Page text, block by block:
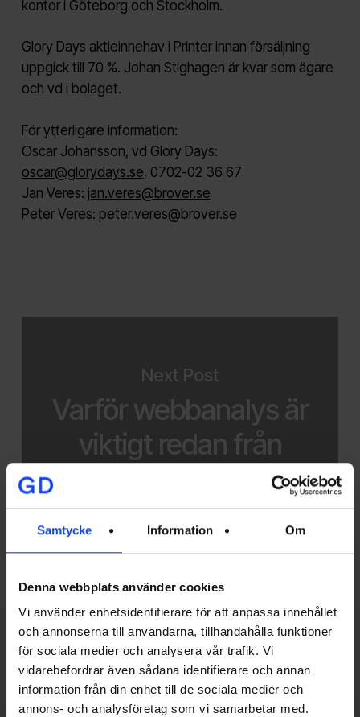
Samtycke Information Om
Denna webbplats använder cookies
Vi använder enhetsidentifierare för att anpassa innehållet
och annonserna till användarna, tillhandahålla funktioner
för sociala medier och analysera vår trafik. Vi
vidarebefordrar även sådana identifierare och annan
information från din enhet till de sociala medier och
annons- och analysföretag som vi samarbetar med.
kontor i Göteborg och Stockholm.
Glory Days aktieinnehav i Printer innan försäljning
uppgick till 70 %. Johan Stighagen är kvar som ägare
och vd i bolaget.
För ytterligare information:
Oscar Johansson, vd Glory Days:
oscar@glorydays.se, 0702-02 36 67
Jan Veres: jan.veres@brover.se
Peter Veres: peter.veres@brover.se
Next Post
Varför webbanalys är
viktigt redan från
Related Posts